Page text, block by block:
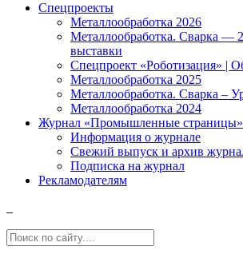
Спецпроекты
Металлообработка 2026
Металлообработка. Сварка —
выставки
Спецпроект «Роботизация» |
Металлообработка 2025
Металлообработка. Сварка –
Металлообработка 2024
Журнал «Промышленные страницы»
Информация о журнале
Свежий выпуск и архив
Подписка на журнал
Рекламодателям